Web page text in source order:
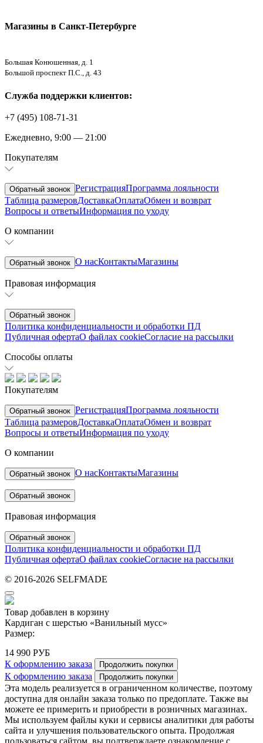
Магазины в Санкт-Петербурге
Большая Конюшенная, д. 1
Большой проспект П.С., д. 43
Служба поддержки клиентов:
+7 (495) 108-71-31
Ежедневно, 9:00 — 21:00
Покупателям
Обратный звонок РегистрацияПрограмма лояльности
Таблица размеровДоставкаОплатаОбмен и возврат
Вопросы и ответыИнформация по уходу
О компании
Обратный звонок О насКонтактыМагазины
Правовая информация
Обратный звонок
Политика конфиденциальности и обработки ПД
Публичная офертаО файлах cookieСогласие на рассылки
Способы оплаты
Покупателям
Обратный звонок РегистрацияПрограмма лояльности
Таблица размеровДоставкаОплатаОбмен и возврат
Вопросы и ответыИнформация по уходу
О компании
Обратный звонок О насКонтактыМагазины
Обратный звонок
Правовая информация
Обратный звонок
Политика конфиденциальности и обработки ПД
Публичная офертаО файлах cookieСогласие на рассылки
© 2016-2026 SELFMADE
Товар добавлен в корзину
Кардиган с шерстью «Ванильный мусс»
Размер:
14 990 РУБ
К оформлению заказа
Продолжить покупки
К оформлению заказа Продолжить покупки
Эта модель реализуется в ограниченном количестве, поэтому
доступна для онлайн заказа только по предоплате. Также вы
можете ее примерить и приобрести в розничных магазинах.
Мы используем файлы куки и сервисы аналитики для работы
сайта и улучшения пользовательского опыта. Продолжая